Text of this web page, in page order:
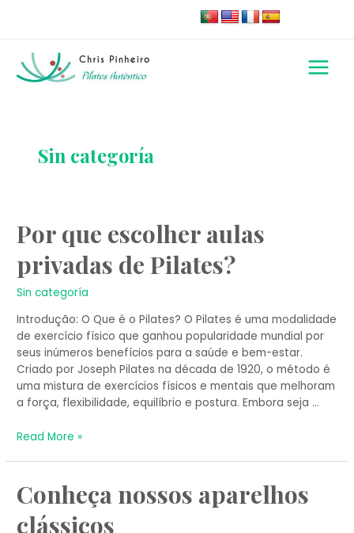
Sin categoría
Por que escolher aulas
privadas de Pilates?
Sin categoría
Introdução: O Que é o Pilates? O Pilates é uma modalidade
de exercício físico que ganhou popularidade mundial por
seus inúmeros benefícios para a saúde e bem-estar.
Criado por Joseph Pilates na década de 1920, o método é
uma mistura de exercícios físicos e mentais que melhoram
a força, flexibilidade, equilíbrio e postura. Embora seja …
Por
que
escolher
aulas
privadas
Pilates?
Read More »
Conheça nossos aparelhos
clássicos
Conheça
nossos
aparelhos